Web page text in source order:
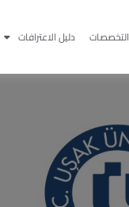
التخصصات دليل الاعترافات